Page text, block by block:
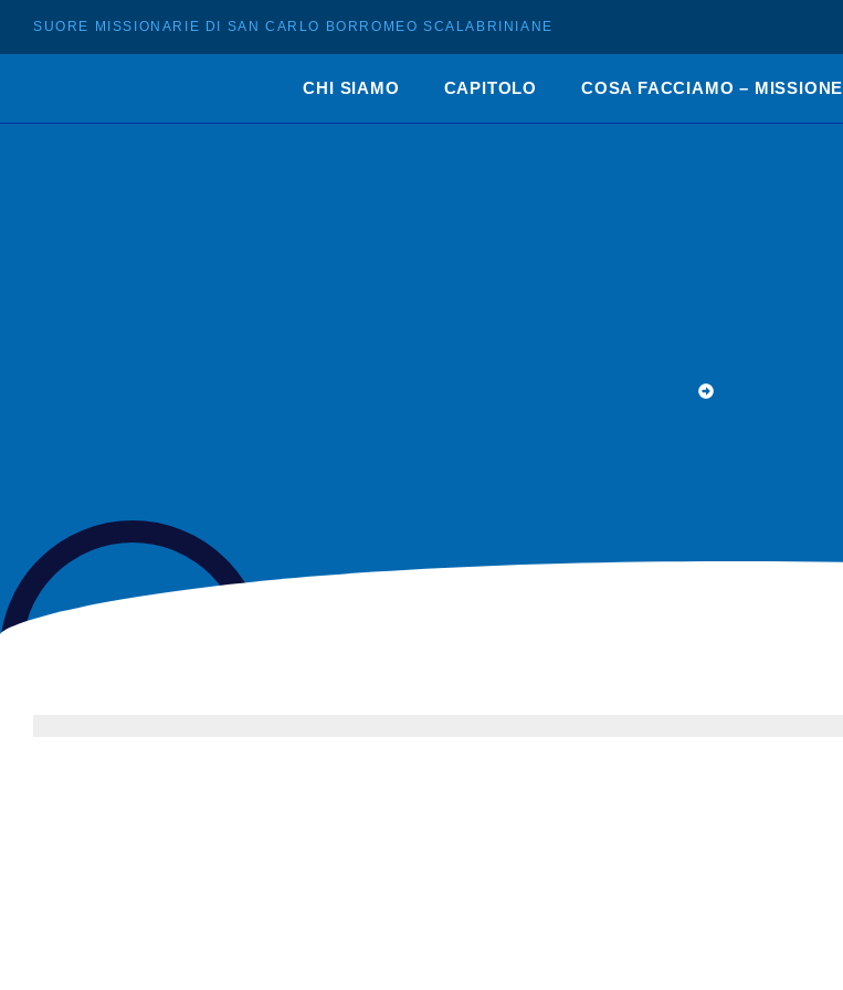
SUORE MISSIONARIE DI SAN CARLO BORROMEO SCALABRINIANE
CHI SIAMO CAPITOLO COSA FACCIAMO – MISSIONE